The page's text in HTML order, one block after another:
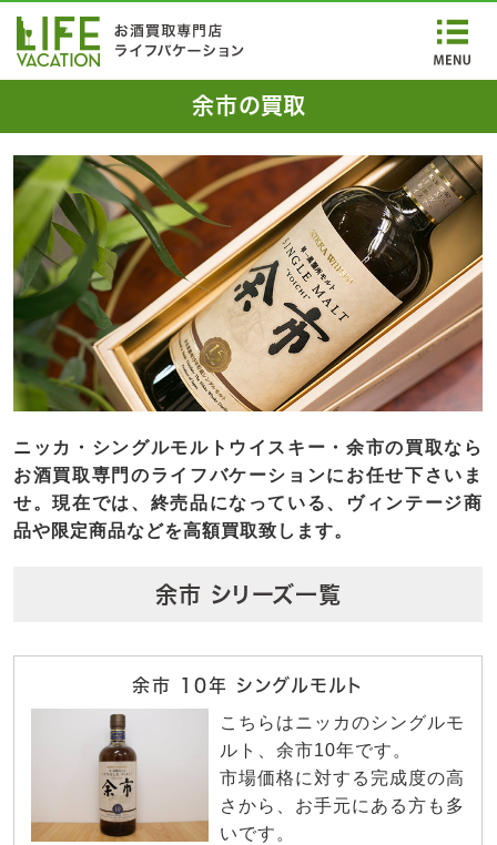
余市の買取
ニッカ・シングルモルトウイスキー・余市の買取なら
お酒買取専門のライフバケーションにお任せ下さいま
せ。現在では、終売品になっている、ヴィンテージ商
品や限定商品などを高額買取致します。
余市 シリーズ一覧
余市 10年 シングルモルト
こちらはニッカのシングルモ
ルト、余市10年です。
市場価格に対する完成度の高
さから、お手元にある方も多
いです。